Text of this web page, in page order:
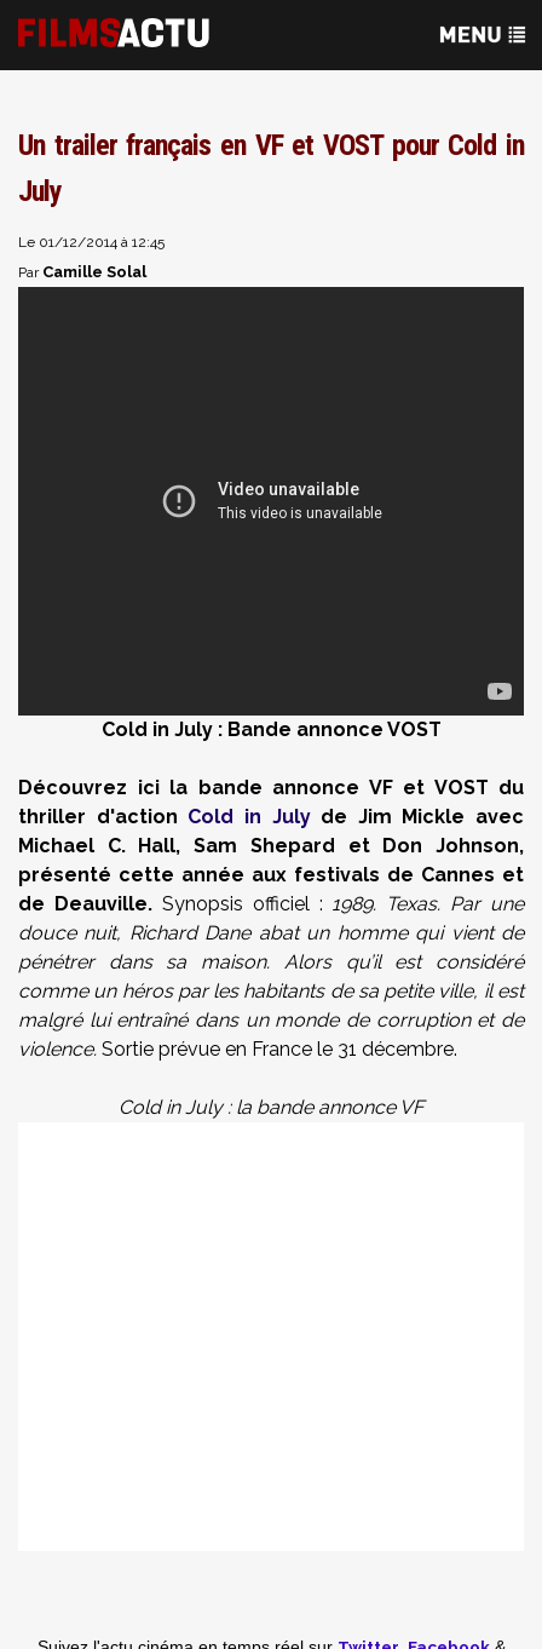
Un trailer français en VF et VOST pour Cold in
July
Le 01/12/2014 à 12:45
Par Camille Solal
Cold in July : Bande annonce VOST
Découvrez ici la bande annonce VF et VOST du
thriller d'action Cold in Julyde Jim Mickle avec
Michael C. Hall, Sam Shepard et Don Johnson,
présenté cette année aux festivals de Cannes et
de Deauville.Synopsis officiel : 1989. Texas. Par une
douce nuit, Richard Dane abat un homme qui vient de
pénétrer dans sa maison. Alors qu’il est considéré
comme un héros par les habitants de sa petite ville, il est
malgré lui entraîné dans un monde de corruption et de
violence. Sortie prévue en France le 31 décembre.
Cold in July : la bande annonce VF